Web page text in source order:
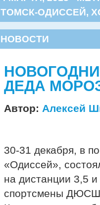
ТОМСК-ОДИССЕЙ,
НОВОСТИ
ДЕДА
Автор: Алексей
30-31 декабря, в
«Одиссей»,
на дистанции 3,5
спортсмены